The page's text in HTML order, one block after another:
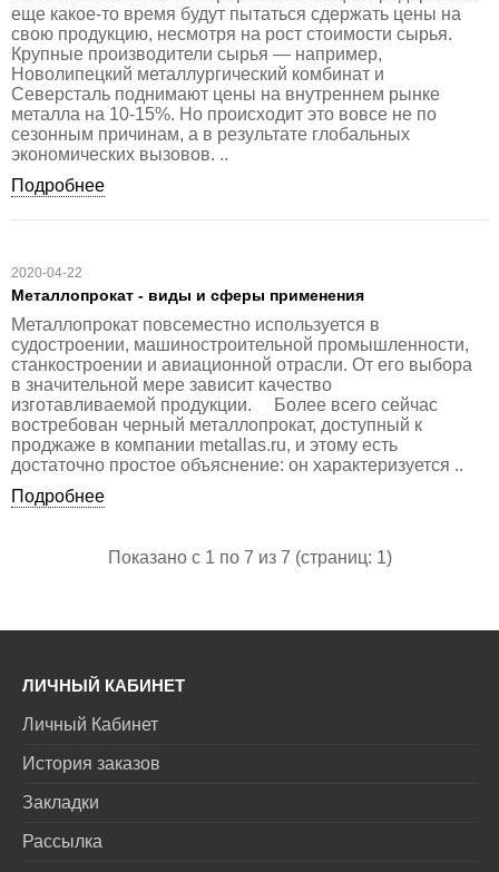
еще какое-то время будут пытаться сдержать цены на
свою продукцию, несмотря на рост стоимости сырья.
Крупные производители сырья — например,
Новолипецкий металлургический комбинат и
Северсталь поднимают цены на внутреннем рынке
металла на 10-15%. Но происходит это вовсе не по
сезонным причинам, а в результате глобальных
экономических вызовов. ..
Подробнее
2020-04-22
Металлопрокат - виды и сферы применения
Металлопрокат повсеместно используется в
судостроении, машиностроительной промышленности,
станкостроении и авиационной отрасли. От его выбора
в значительной мере зависит качество
изготавливаемой продукции. Более всего сейчас
востребован черный металлопрокат, доступный к
проджаже в компании metallas.ru, и этому есть
достаточно простое объяснение: он характеризуется ..
Подробнее
Показано с 1 по 7 из 7 (страниц: 1)
ЛИЧНЫЙ КАБИНЕТ
Личный Кабинет
История заказов
Закладки
Рассылка